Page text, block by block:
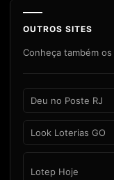
OUTROS SITES
Conheça também
Deu no Poste RJ
Look Loterias GO
Lotep Hoje